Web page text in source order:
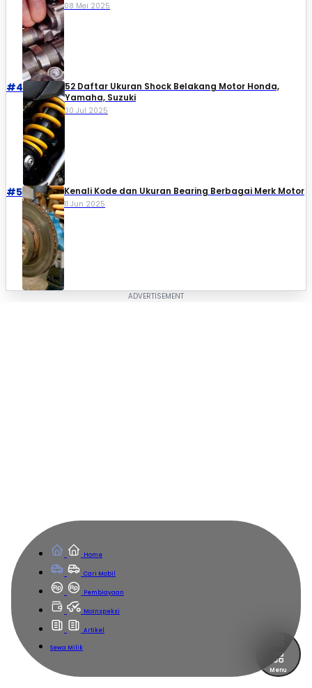
Home
Cari Mobil
Pembiayaan
MoInspeksi
Artikel
Sewa Milik
08 Mei 2025
#4
52 Daftar Ukuran Shock Belakang Motor Honda,
Yamaha, Suzuki​
30 Jul 2025
#5 Kenali Kode dan Ukuran Bearing Berbagai Merk Motor
11 Jun 2025